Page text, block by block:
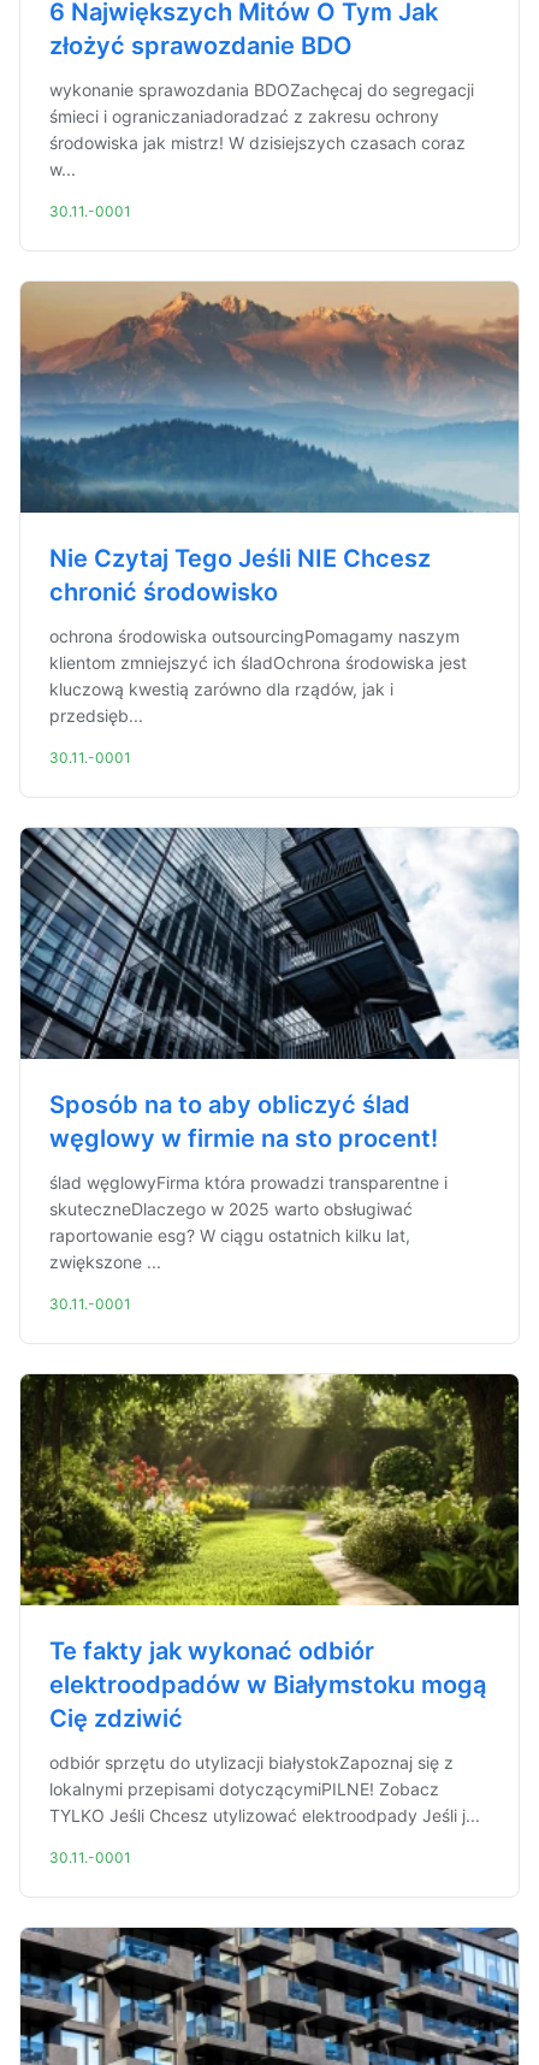
6 Największych Mitów O Tym Jak
złożyć sprawozdanie BDO
wykonanie sprawozdania BDOZachęcaj do segregacji
śmieci i ograniczaniadoradzać z zakresu ochrony
środowiska jak mistrz! W dzisiejszych czasach coraz
w...
30.11.-0001
Nie Czytaj Tego Jeśli NIE Chcesz
chronić środowisko
ochrona środowiska outsourcingPomagamy naszym
klientom zmniejszyć ich śladOchrona środowiska jest
kluczową kwestią zarówno dla rządów, jak i
przedsięb...
30.11.-0001
Sposób na to aby obliczyć ślad
węglowy w firmie na sto procent!
ślad węglowyFirma która prowadzi transparentne i
skuteczneDlaczego w 2025 warto obsługiwać
raportowanie esg? W ciągu ostatnich kilku lat,
zwiększone ...
30.11.-0001
Te fakty jak wykonać odbiór
elektroodpadów w Białymstoku mogą
Cię zdziwić
odbiór sprzętu do utylizacji białystokZapoznaj się z
lokalnymi przepisami dotyczącymiPILNE! Zobacz
TYLKO Jeśli Chcesz utylizować elektroodpady Jeśli j...
30.11.-0001